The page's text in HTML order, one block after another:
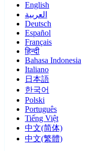
English
العربية
Deutsch
Español
Français
हिन्दी
Bahasa Indonesia
Italiano
日本語
한국어
Polski
Português
Tiếng Việt
中文(简体)
中文(繁體)